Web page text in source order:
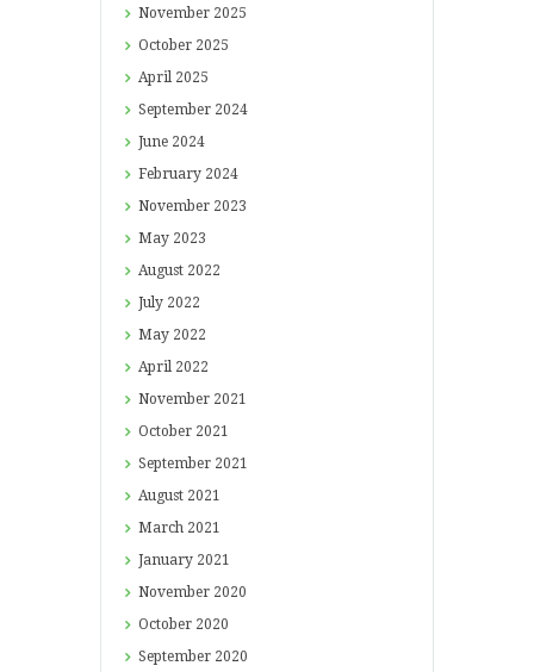
November 2025
October 2025
April 2025
September 2024
June 2024
February 2024
November 2023
May 2023
August 2022
July 2022
May 2022
April 2022
November 2021
October 2021
September 2021
August 2021
March 2021
January 2021
November 2020
October 2020
September 2020